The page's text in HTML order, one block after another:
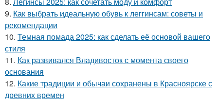
9. Как выбрать идеальную обувь к леггинсам: советы и
рекомендации
10. Темная помада 2025: как сделать её основой вашего
стиля
11. Как развивался Владивосток с момента своего
основания
12. Какие традиции и обычаи сохранены в Красноярске с
древних времен